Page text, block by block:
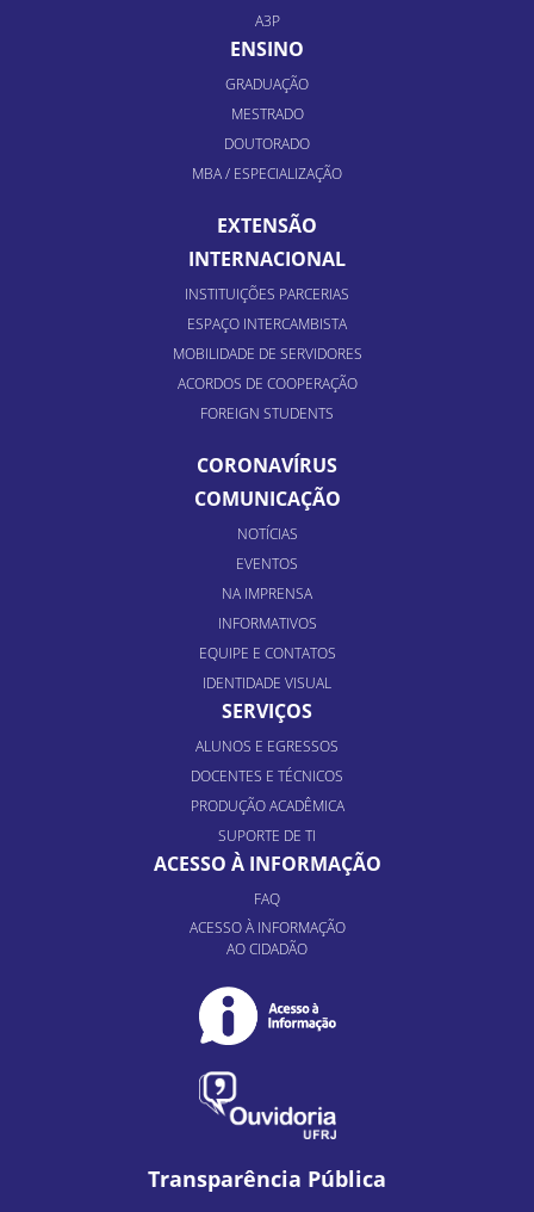
A3P
ENSINO
GRADUAÇÃO
MESTRADO
DOUTORADO
MBA / ESPECIALIZAÇÃO
EXTENSÃO
INTERNACIONAL
INSTITUIÇÕES PARCERIAS
ESPAÇO INTERCAMBISTA
MOBILIDADE DE SERVIDORES
ACORDOS DE COOPERAÇÃO
FOREIGN STUDENTS
CORONAVÍRUS
COMUNICAÇÃO
NOTÍCIAS
EVENTOS
NA IMPRENSA
INFORMATIVOS
EQUIPE E CONTATOS
IDENTIDADE VISUAL
SERVIÇOS
ALUNOS E EGRESSOS
DOCENTES E TÉCNICOS
PRODUÇÃO ACADÊMICA
SUPORTE DE TI
ACESSO À INFORMAÇÃO
FAQ
ACESSO À INFORMAÇÃO
AO CIDADÃO
Transparência Pública